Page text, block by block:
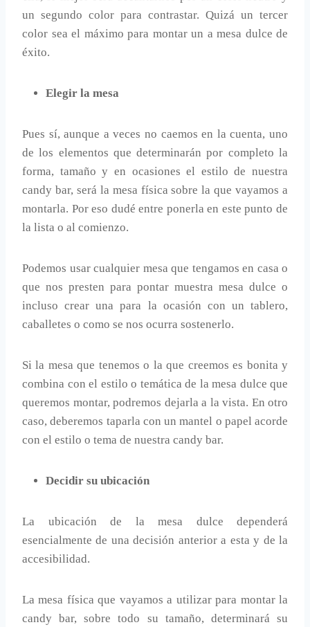
un segundo color para contrastar. Quizá un tercer
color sea el máximo para montar un a mesa dulce de
éxito.
Elegir la mesa
Pues sí, aunque a veces no caemos en la cuenta, uno
de los elementos que determinarán por completo la
forma, tamaño y en ocasiones el estilo de nuestra
candy bar, será la mesa física sobre la que vayamos a
montarla. Por eso dudé entre ponerla en este punto de
la lista o al comienzo.
Podemos usar cualquier mesa que tengamos en casa o
que nos presten para pontar muestra mesa dulce o
incluso crear una para la ocasión con un tablero,
caballetes o como se nos ocurra sostenerlo.
Si la mesa que tenemos o la que creemos es bonita y
combina con el estilo o temática de la mesa dulce que
queremos montar, podremos dejarla a la vista. En otro
caso, deberemos taparla con un mantel o papel acorde
con el estilo o tema de nuestra candy bar.
Decidir su ubicación
La ubicación de la mesa dulce dependerá
esencialmente de una decisión anterior a esta y de la
accesibilidad.
La mesa física que vayamos a utilizar para montar la
candy bar, sobre todo su tamaño, determinará su